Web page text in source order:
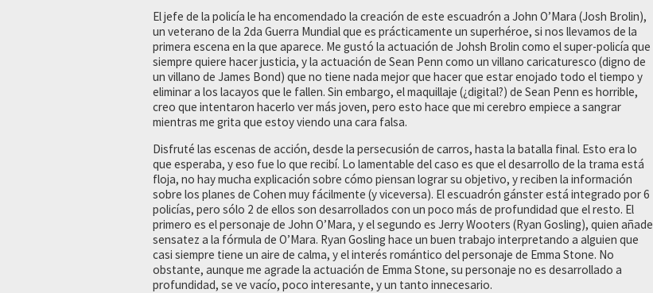
El jefe de la policía le ha encomendado la creación de este escuadrón a John O’Mara (Josh Brolin),
un veterano de la 2da Guerra Mundial que es prácticamente un superhéroe, si nos llevamos de la
primera escena en la que aparece. Me gustó la actuación de Johsh Brolin como el super-policía que
siempre quiere hacer justicia, y la actuación de Sean Penn como un villano caricaturesco (digno de
un villano de James Bond) que no tiene nada mejor que hacer que estar enojado todo el tiempo y
eliminar a los lacayos que le fallen. Sin embargo, el maquillaje (¿digital?) de Sean Penn es horrible,
creo que intentaron hacerlo ver más joven, pero esto hace que mi cerebro empiece a sangrar
mientras me grita que estoy viendo una cara falsa.
Disfruté las escenas de acción, desde la persecusión de carros, hasta la batalla final. Esto era lo
que esperaba, y eso fue lo que recibí. Lo lamentable del caso es que el desarrollo de la trama está
floja, no hay mucha explicación sobre cómo piensan lograr su objetivo, y reciben la información
sobre los planes de Cohen muy fácilmente (y viceversa). El escuadrón gánster está integrado por 6
policías, pero sólo 2 de ellos son desarrollados con un poco más de profundidad que el resto. El
primero es el personaje de John O’Mara, y el segundo es Jerry Wooters (Ryan Gosling), quien añade
sensatez a la fórmula de O’Mara. Ryan Gosling hace un buen trabajo interpretando a alguien que
casi siempre tiene un aire de calma, y el interés romántico del personaje de Emma Stone. No
obstante, aunque me agrade la actuación de Emma Stone, su personaje no es desarrollado a
profundidad, se ve vacío, poco interesante, y un tanto innecesario.